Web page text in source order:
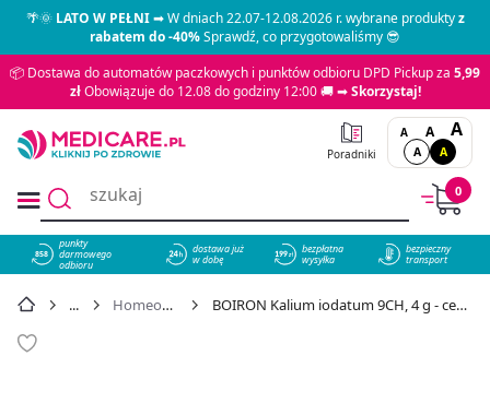
🌴🌞LATO W PEŁNI➡ W dniach 22.07-12.08.2026 r. wybrane produktyz
rabatem do -40%Sprawdź, co przygotowaliśmy 😎
📦 Dostawa do automatów paczkowych i punktów odbioru DPD Pickup za 5,99
złObowiązuje do 12.08 do godziny 12:00 🚚 ➡Skorzystaj!
Poradniki
A A A
A A
0
858
punkty
darmowego
odbioru
dostawa już
w dobę
bezpłatna
wysyłka
bezpieczny
transport
Homeopatia BOIRON Kalium iodatum 9CH, 4 g - cena 15,49 zł